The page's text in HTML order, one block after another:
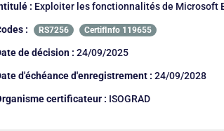
: Exploiter les fonctionnalités de Microsoft
: RS7256 CertifInfo 119655
de décision : 24/09/2025
d'échéance d'enregistrement : 24/09/2028
certificateur : ISOGRAD